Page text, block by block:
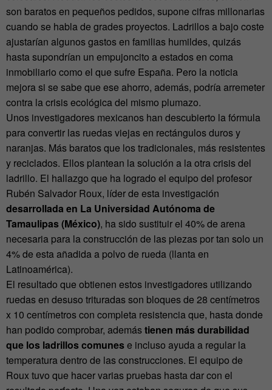
son baratos en pequeños pedidos, supone cifras millonarias
cuando se habla de grades proyectos. Ladrillos a bajo coste
ajustarían algunos gastos en familias humildes, quizás
hasta supondrían un empujoncito a estados en coma
inmobiliario como el que sufre España. Pero la noticia
mejora si se sabe que ese ahorro, además, podría arremeter
contra la crisis ecológica del mismo plumazo.
Unos investigadores mexicanos han descubierto la fórmula
para convertir las ruedas viejas en rectángulos duros y
naranjas. Más baratos que los tradicionales, más resistentes
y reciclados. Ellos plantean la solución a la otra crisis del
ladrillo. El hallazgo que ha logrado el equipo del profesor
Rubén Salvador Roux, líder de esta investigación
desarrollada en La Universidad Autónoma de
Tamaulipas (México), ha sido sustituir el 40% de arena
necesaria para la construcción de las piezas por tan solo un
4% de esta añadida a polvo de rueda (llanta en
Latinoamérica).
El resultado que obtienen estos investigadores utilizando
ruedas en desuso trituradas son bloques de 28 centímetros
x 10 centímetros con completa resistencia que, hasta donde
han podido comprobar, ademástienen más durabilidad
que los ladrillos comunese incluso ayuda a regular la
temperatura dentro de las construcciones. El equipo de
Roux tuvo que hacer varias pruebas hasta dar con el